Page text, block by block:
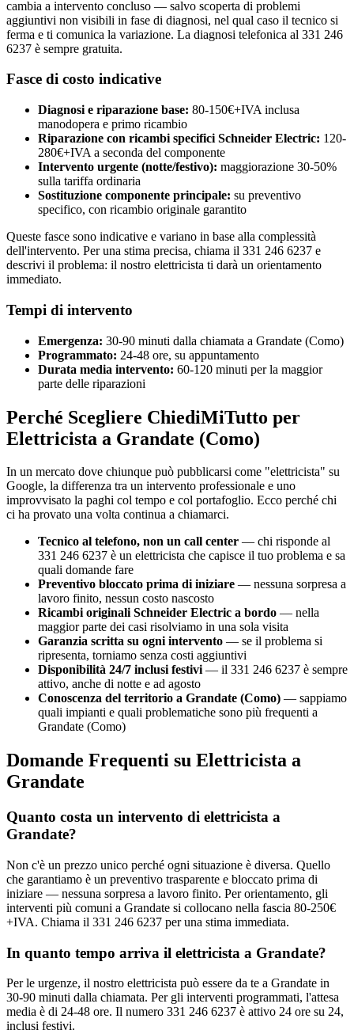
cambia a intervento concluso — salvo scoperta di problemi
aggiuntivi non visibili in fase di diagnosi, nel qual caso il tecnico si
ferma e ti comunica la variazione. La diagnosi telefonica al 331 246
6237 è sempre gratuita.
Fasce di costo indicative
Diagnosi e riparazione base: 80-150€+IVA inclusa
manodopera e primo ricambio
Riparazione con ricambi specifici Schneider Electric: 120-
280€+IVA a seconda del componente
Intervento urgente (notte/festivo): maggiorazione 30-50%
sulla tariffa ordinaria
Sostituzione componente principale: su preventivo
specifico, con ricambio originale garantito
Queste fasce sono indicative e variano in base alla complessità
dell'intervento. Per una stima precisa, chiama il 331 246 6237 e
descrivi il problema: il nostro elettricista ti darà un orientamento
immediato.
Tempi di intervento
Emergenza: 30-90 minuti dalla chiamata a Grandate (Como)
Programmato: 24-48 ore, su appuntamento
Durata media intervento: 60-120 minuti per la maggior
parte delle riparazioni
Perché Scegliere ChiediMiTutto per
Elettricista a Grandate (Como)
In un mercato dove chiunque può pubblicarsi come "elettricista" su
Google, la differenza tra un intervento professionale e uno
improvvisato la paghi col tempo e col portafoglio. Ecco perché chi
ci ha provato una volta continua a chiamarci.
Tecnico al telefono, non un call center — chi risponde al
331 246 6237 è un elettricista che capisce il tuo problema e sa
quali domande fare
Preventivo bloccato prima di iniziare — nessuna sorpresa a
lavoro finito, nessun costo nascosto
Ricambi originali Schneider Electric a bordo — nella
maggior parte dei casi risolviamo in una sola visita
Garanzia scritta su ogni intervento — se il problema si
ripresenta, torniamo senza costi aggiuntivi
Disponibilità 24/7 inclusi festivi— il 331 246 6237 è sempre
attivo, anche di notte e ad agosto
Conoscenza del territorio a Grandate (Como) — sappiamo
quali impianti e quali problematiche sono più frequenti a
Grandate (Como)
Domande Frequenti su Elettricista a
Grandate
Quanto costa un intervento di elettricista a
Grandate?
Non c'è un prezzo unico perché ogni situazione è diversa. Quello
che garantiamo è un preventivo trasparente e bloccato prima di
iniziare — nessuna sorpresa a lavoro finito. Per orientamento, gli
interventi più comuni a Grandate si collocano nella fascia 80-250€
+IVA. Chiama il 331 246 6237 per una stima immediata.
In quanto tempo arriva il elettricista a Grandate?
Per le urgenze, il nostro elettricista può essere da te a Grandate in
30-90 minuti dalla chiamata. Per gli interventi programmati, l'attesa
media è di 24-48 ore. Il numero 331 246 6237 è attivo 24 ore su 24,
inclusi festivi.